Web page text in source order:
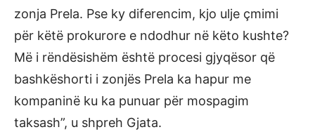
zonja Prela. Pse ky diferencim, kjo ulje çmimi
për këtë prokurore e ndodhur në këto kushte?
Më i rëndësishëm është procesi gjyqësor që
bashkëshorti i zonjës Prela ka hapur me
kompaninë ku ka punuar për mospagim
taksash”, u shpreh Gjata.